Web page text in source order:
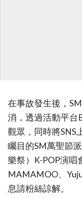
在事故發生後，
消，透過活動平台
觀眾，同時將SNS
矚目的SM萬聖節
樂祭）K-POP演唱
MAMAMOO、
息請粉絲諒解。